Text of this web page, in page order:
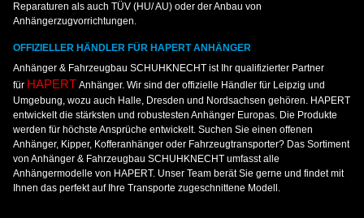
Reparaturen als auch TÜV (HU/ AU) oder der Anbau von
Anhängerzugvorrichtungen.
OFFIZIELLER HÄNDLER FÜR HAPERT ANHÄNGER
Anhänger & Fahrzeugbau SCHUHKNECHT ist Ihr qualifizierter Partner
für HAPERT Anhänger. Wir sind der offizielle Händler für Leipzig und
Umgebung, wozu auch Halle, Dresden und Nordsachsen gehören. HAPERT
entwickelt die stärksten und robustesten Anhänger Europas. Die Produkte
werden für höchste Ansprüche entwickelt. Suchen Sie einen offenen
Anhänger, Kipper, Kofferanhänger oder Fahrzeugtransporter? Das Sortiment
von Anhänger & Fahrzeugbau SCHUHKNECHT umfasst alle
Anhängermodelle von HAPERT. Unser Team berät Sie gerne und findet mit
Ihnen das perfekt auf Ihre Transporte zugeschnittene Modell.